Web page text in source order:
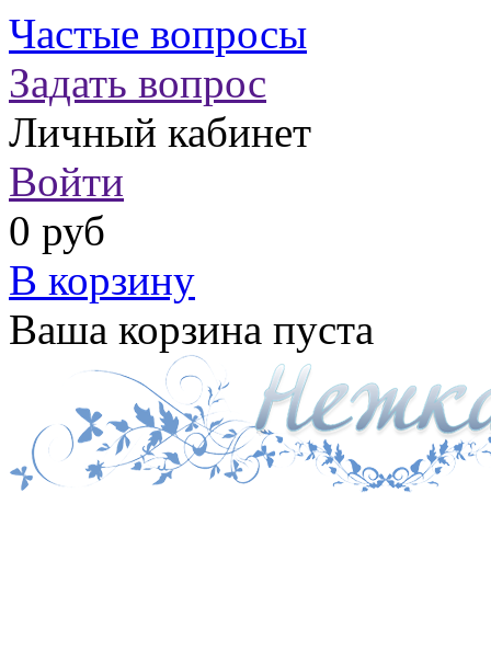
Частые вопросы
Задать вопрос
Личный кабинет
Войти
0 руб
В корзину
Ваша корзина пуста